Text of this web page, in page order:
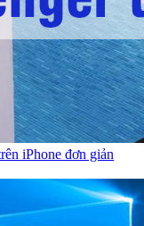
iPhone đơn giản